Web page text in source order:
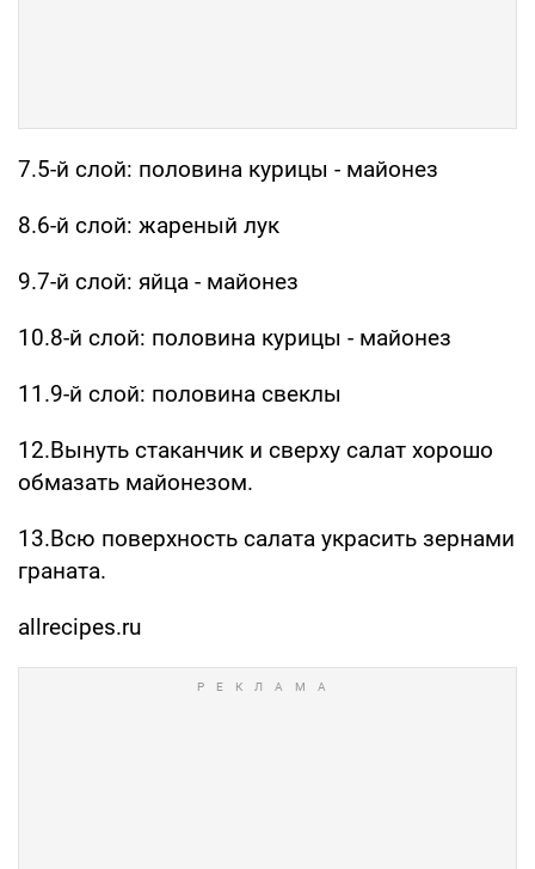
7.5-й слой: половина курицы - майонез
8.6-й слой: жареный лук
9.7-й слой: яйца - майонез
10.8-й слой: половина курицы - майонез
11.9-й слой: половина свеклы
12.Вынуть стаканчик и сверху салат хорошо
обмазать майонезом.
13.Всю поверхность салата украсить зернами
граната.
allrecipes.ru